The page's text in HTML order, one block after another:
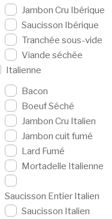
Jambon Cru Ibérique
Saucisson Ibérique
Tranchée sous-vide
Viande séchée
Italienne
Bacon
Boeuf Séché
Jambon Cru Italien
Jambon cuit fumé
Lard Fumé
Mortadelle Italienne
Saucisson Entier Italien
Saucisson Italien